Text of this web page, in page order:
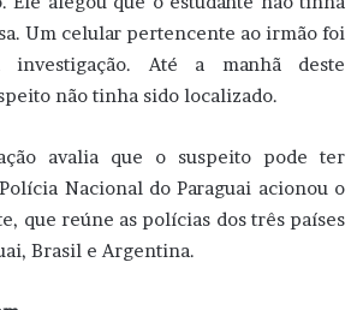
Um celular pertencente ao irmão foi
investigação. Até a manhã deste
não tinha sido localizado.
avalia que o suspeito pode ter
Nacional do Paraguai acionou o
que reúne as polícias dos três países
Brasil e Argentina.